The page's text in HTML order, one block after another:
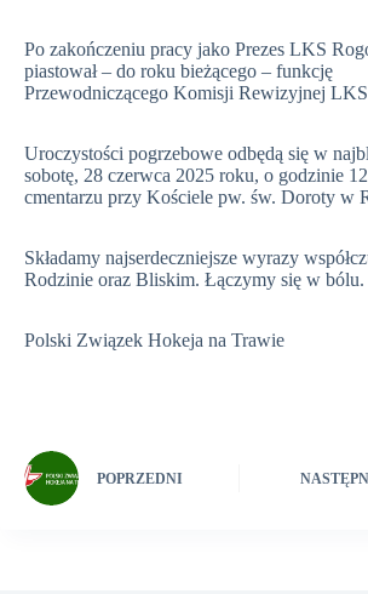
Po zakończeniu pracy jako Prezes LKS
piastował – do roku bieżącego – funkcję
Przewodniczącego Komisji Rewizyjnej
Uroczystości pogrzebowe odbędą się w
sobotę, 28 czerwca 2025 roku, o godzinie
cmentarzu przy Kościele pw. św. Doroty w
Składamy najserdeczniejsze wyrazy
Rodzinie oraz Bliskim. Łączymy się w bólu.
Polski Związek Hokeja na Trawie
POPRZEDNI